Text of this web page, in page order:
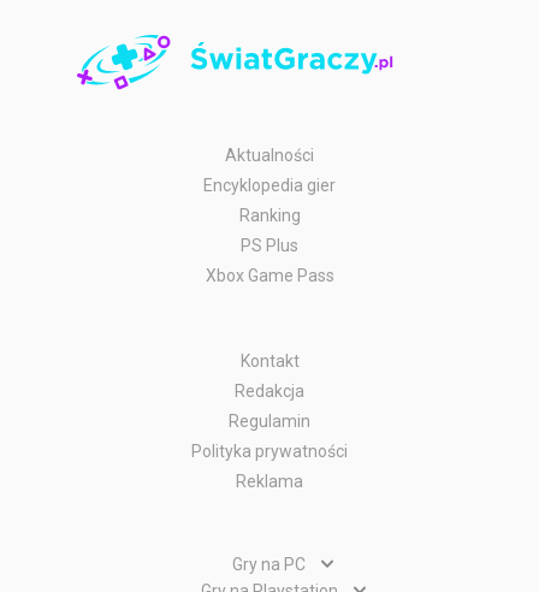
Aktualności
Encyklopedia gier
Ranking
PS Plus
Xbox Game Pass
Kontakt
Redakcja
Regulamin
Polityka prywatności
Reklama
Gry na PC